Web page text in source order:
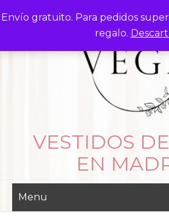
Envío gratuito. Para pedidos
regalo.
to
VESTIDOS
EN
Menu